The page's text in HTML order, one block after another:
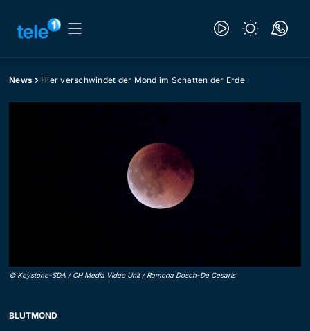
News Hier verschwindet der Mond im Schatten der Erde
© Keystone-SDA / CH Media Video Unit / Ramona Dosch-De Cesaris
BLUTMOND